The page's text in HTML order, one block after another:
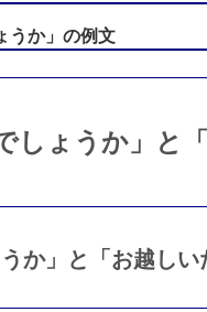
うか」の例文
しょうか」と
か」と「お越し